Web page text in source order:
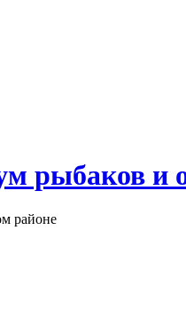
рыбаков и
районе